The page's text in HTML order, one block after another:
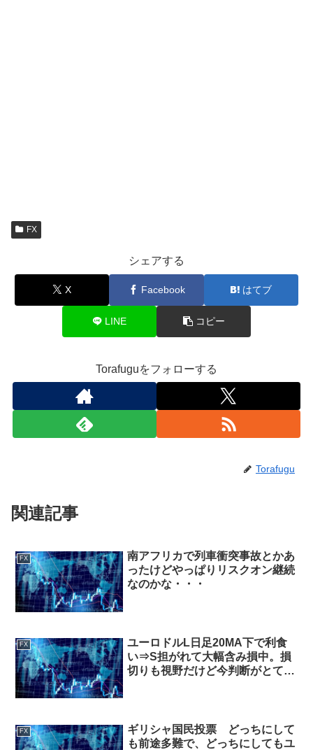
FX
シェアする
X Facebook はてブ
LINE コピー
Torafuguをフォローする
Torafugu
関連記事
FX
南アフリカで列車衝突事故とかあ
ったけどやっぱりリスクオン継続
なのかな・・・
FX
ユーロドルL日足20MA下で利食
い⇒S担がれて大幅含み損中。損
切りも視野だけど今判断がとても
FX
ギリシャ国民投票 どっちにして
も前途多難で、どっちにしてもユ